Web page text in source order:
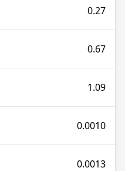
0.27
0.67
1.09
0.0010
0.0013